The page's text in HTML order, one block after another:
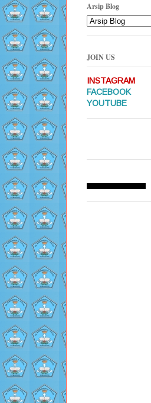
Arsip Blog
JOIN US
INSTAGRAM
FACEBOOK
YOUTUBE